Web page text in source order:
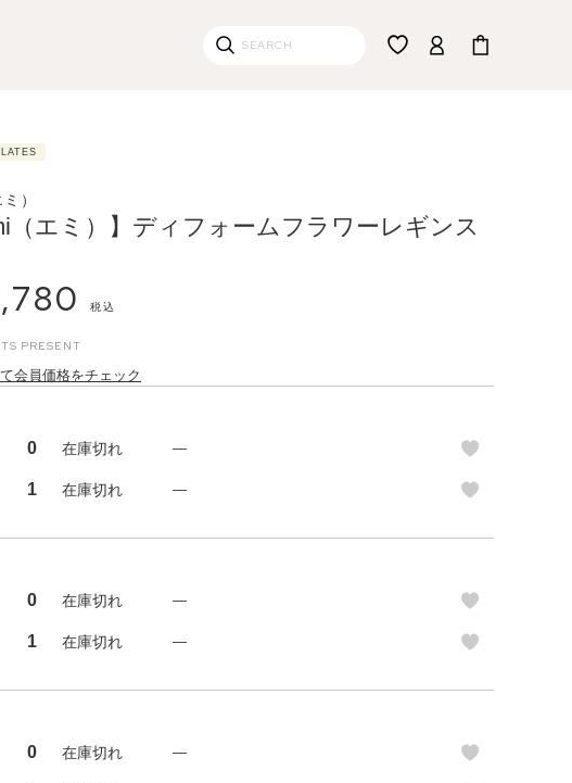
）
（エミ）】ディフォームフラワーレギンス
税込
会員価格をチェック
0 在庫切れ —
1 在庫切れ —
0 在庫切れ —
1 在庫切れ —
0 在庫切れ —